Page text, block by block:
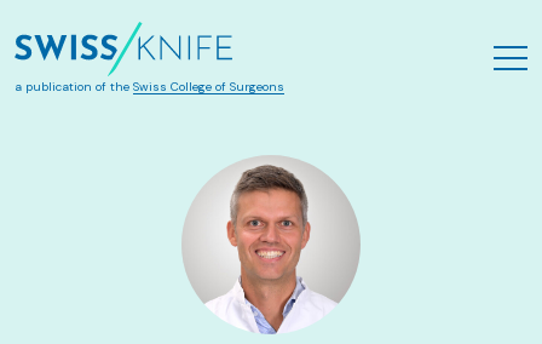
a publication of the Swiss College of Surgeons